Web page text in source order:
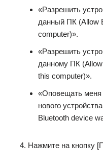
«Разрешить
данный ПК (Allow
computer)».
«Разрешить
данному ПК
this computer)».
«Оповещать меня
нового
Bluetooth device
Нажмите на кнопку